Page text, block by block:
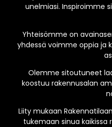
unelmiasi. Inspiroimme
Yhteisömme on
yhdessä voimme oppia ja
Olemme sitoutuneet
koostuu rakennusalan
Liity mukaan
tukemaan sinua kaikissa